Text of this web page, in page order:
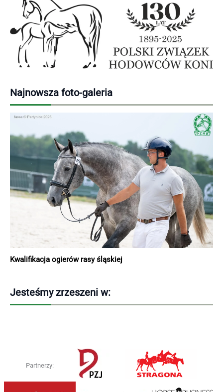
Najnowsza foto-galeria
Kwalifikacja ogierów rasy śląskiej
Jesteśmy zrzeszeni w:
Partnerzy: